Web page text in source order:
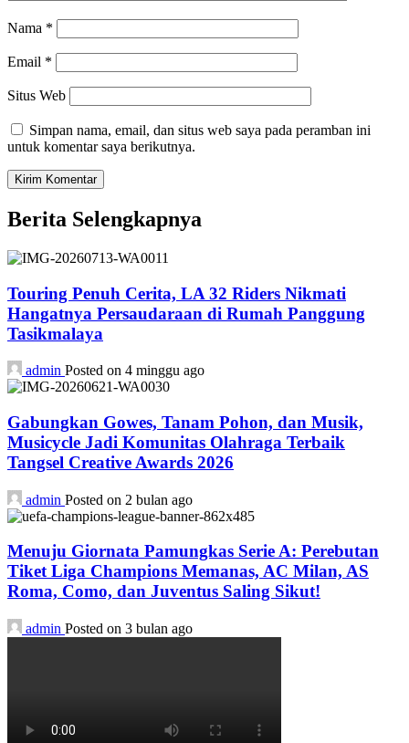
Nama *
Email *
Situs Web
Simpan nama, email, dan situs web saya pada peramban ini
untuk komentar saya berikutnya.
Berita Selengkapnya
Touring Penuh Cerita, LA 32 Riders Nikmati
Hangatnya Persaudaraan di Rumah Panggung
Tasikmalaya
admin Posted on 4 minggu ago
Gabungkan Gowes, Tanam Pohon, dan Musik,
Musicycle Jadi Komunitas Olahraga Terbaik
Tangsel Creative Awards 2026
admin Posted on 2 bulan ago
Menuju Giornata Pamungkas Serie A: Perebutan
Tiket Liga Champions Memanas, AC Milan, AS
Roma, Como, dan Juventus Saling Sikut!
admin Posted on 3 bulan ago